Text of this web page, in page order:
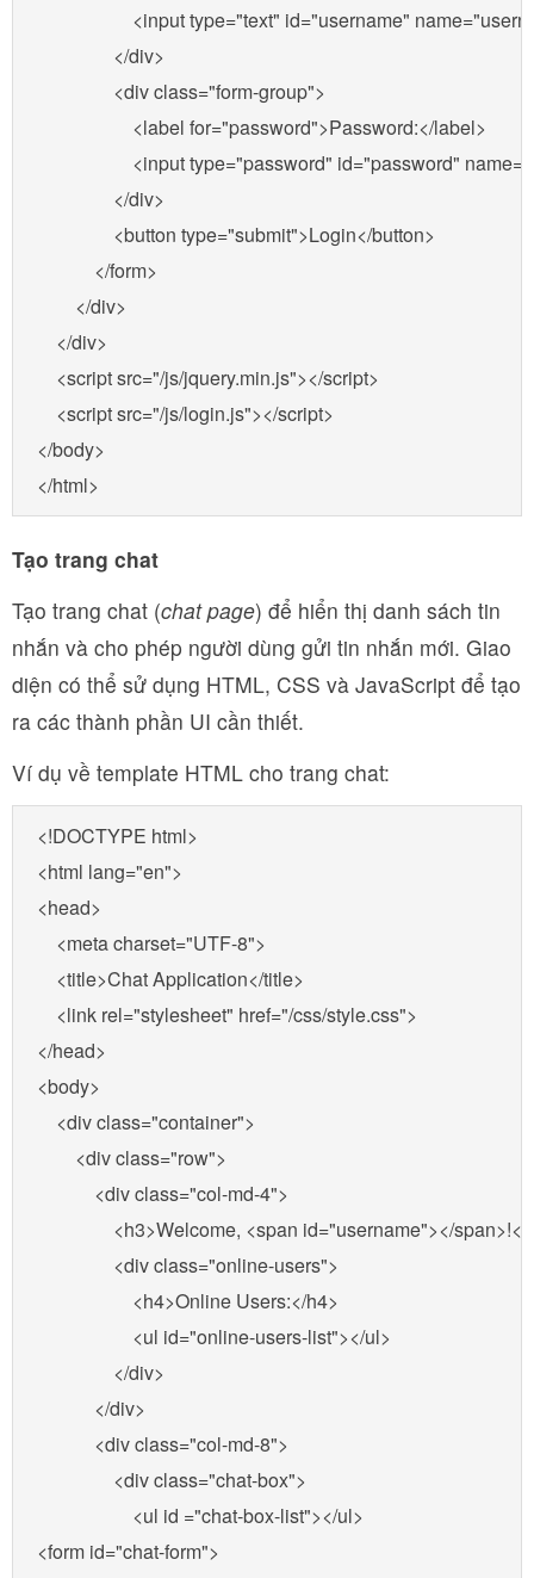
<input type="text" id="username"
                </div>
                <div class="form-group">
                    <label for="password">Password:</label>
<input type="password" id="password"
                </div>
                <button type="submit">Login</button>
            </form>
        </div>
    </div>
    <script src="/js/jquery.min.js"></script>
    <script src="/js/login.js"></script>
</body>
Tạo trang chat
Tạo trang chat (chat page) để hiển thị danh sách tin
nhắn và cho phép người dùng gửi tin nhắn mới. Giao
diện có thể sử dụng HTML, CSS và JavaScript để tạo
ra các thành phần UI cần thiết.
Ví dụ về template HTML cho trang chat:
<!DOCTYPE html>
<html lang="en">
<head>
    <meta charset="UTF-8">
    <title>Chat Application</title>
    <link rel="stylesheet" href="/css/style.css">
</head>
<body>
    <div class="container">
        <div class="row">
            <div class="col-md-4">
<h3>Welcome, <span id="username"></
                <div class="online-users">
                    <h4>Online Users:</h4>
                    <ul id="online-users-list"></ul>
                </div>
            </div>
            <div class="col-md-8">
                <div class="chat-box">
                    <ul id ="chat-box-list"></ul>
<form id="chat-form">